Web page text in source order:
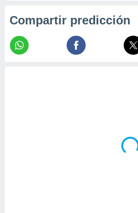
Compartir predicción